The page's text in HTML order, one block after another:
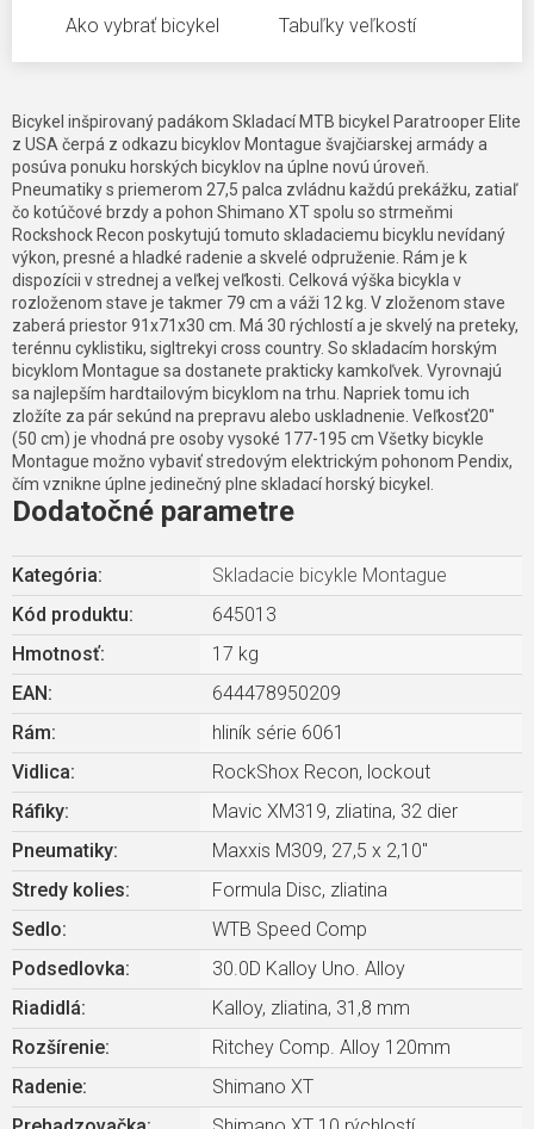
Ako vybrať bicykel Tabuľky veľkostí
Bicykel inšpirovaný padákom Skladací MTB bicykel Paratrooper Elite
z USA čerpá z odkazu bicyklov Montague švajčiarskej armády a
posúva ponuku horských bicyklov na úplne novú úroveň.
Pneumatiky s priemerom 27,5 palca zvládnu každú prekážku, zatiaľ
čo kotúčové brzdy a pohon Shimano XT spolu so strmeňmi
Rockshock Recon poskytujú tomuto skladaciemu bicyklu nevídaný
výkon, presné a hladké radenie a skvelé odpruženie. Rám je k
dispozícii v strednej a veľkej veľkosti. Celková výška bicykla v
rozloženom stave je takmer 79 cm a váži 12 kg. V zloženom stave
zaberá priestor 91x71x30 cm. Má 30 rýchlostí a je skvelý na preteky,
terénnu cyklistiku, sigltrekyi cross country. So skladacím horským
bicyklom Montague sa dostanete prakticky kamkoľvek. Vyrovnajú
sa najlepším hardtailovým bicyklom na trhu. Napriek tomu ich
zložíte za pár sekúnd na prepravu alebo uskladnenie. Veľkosť20"
(50 cm) je vhodná pre osoby vysoké 177-195 cm Všetky bicykle
Montague možno vybaviť stredovým elektrickým pohonom Pendix,
čím vznikne úplne jedinečný plne skladací horský bicykel.
Dodatočné parametre
Kategória:
Skladacie bicykle Montague
Kód produktu:
645013
Hmotnosť:
17 kg
EAN :
644478950209
Rám:
hliník série 6061
Vidlica:
RockShox Recon, lockout
Ráfiky:
Mavic XM319, zliatina, 32 dier
Pneumatiky:
Maxxis M309, 27,5 x 2,10"
Stredy kolies:
Formula Disc, zliatina
Sedlo:
WTB Speed Comp
Podsedlovka:
30.0D Kalloy Uno. Alloy
Riadidlá:
Kalloy, zliatina, 31,8 mm
Rozšírenie:
Ritchey Comp. Alloy 120mm
Radenie:
Shimano XT